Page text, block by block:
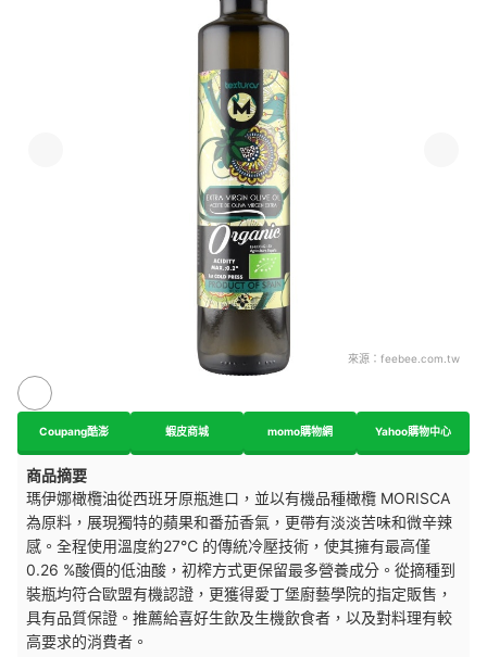
來源： feebee.com.tw
Coupang酷澎 蝦皮商城 momo購物網 Yahoo購物中心
商品摘要
瑪伊娜橄欖油從西班牙原瓶進口，並以有機品種橄欖 MORISCA
為原料，展現獨特的蘋果和番茄香氣，更帶有淡淡苦味和微辛辣
感。全程使用溫度約27℃ 的傳統冷壓技術，使其擁有最高僅
0.26 %酸價的低油酸，初榨方式更保留最多營養成分。從摘種到
裝瓶均符合歐盟有機認證，更獲得愛丁堡廚藝學院的指定販售，
具有品質保證。 推薦給喜好生飲及生機飲食者，以及對料理有較
高要求的消費者。